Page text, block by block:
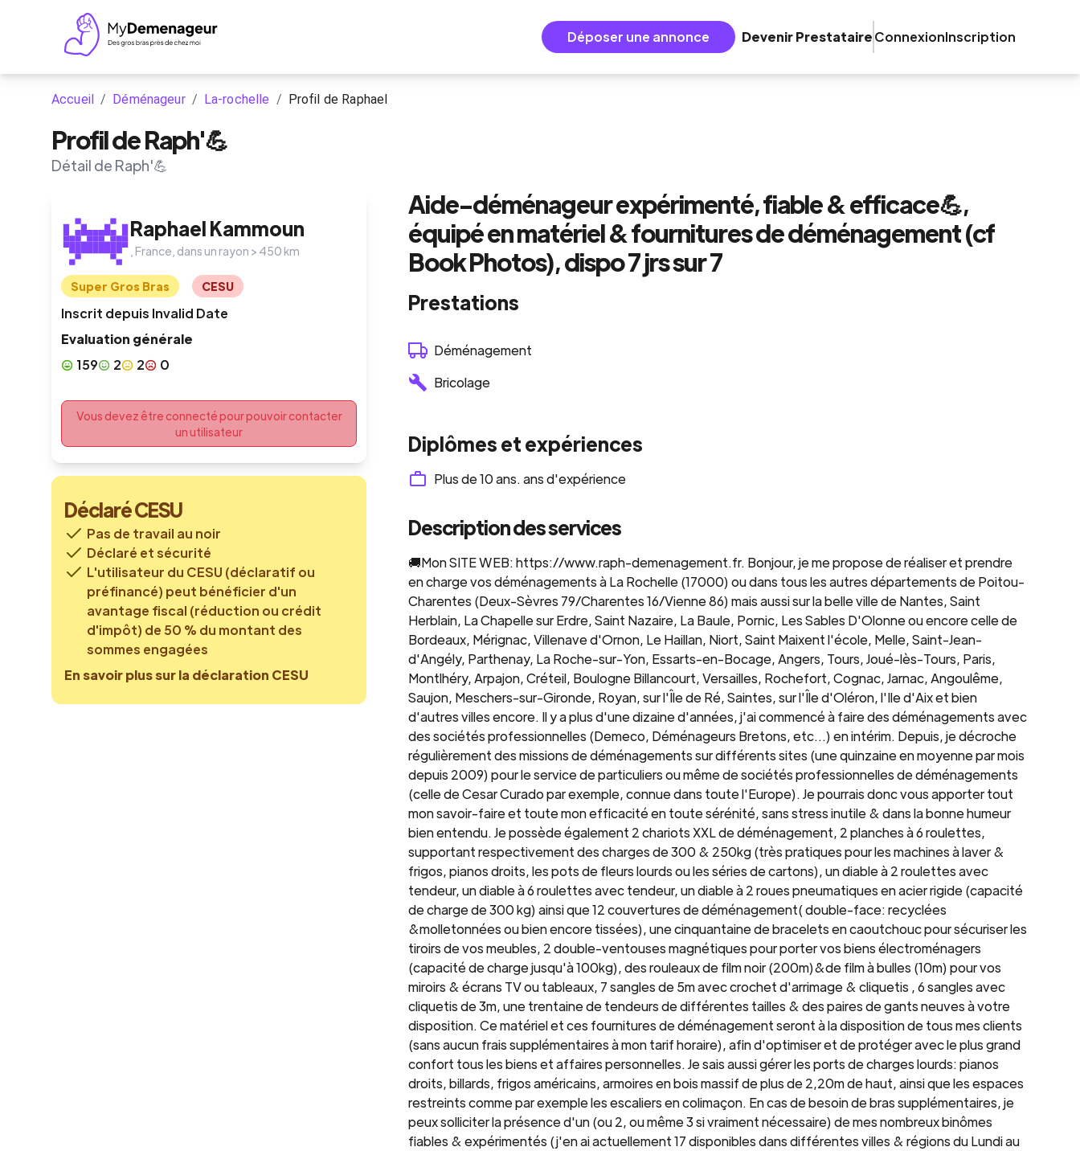
Déposer une annonce Devenir PrestataireConnexionInscription
Accueil / Déménageur / La-rochelle / Profil de Raphael
Profil de Raph'💪
Détail de Raph'💪
RaphaelKammoun
France , dans un rayon > 450 km
Super Gros Bras CESU
Inscrit depuis Invalid Date
Evaluation générale
159
2 2 0
Vous devez être connecté pour pouvoir contacter
un utilisateur
Déclaré CESU
Pas de travail au noir
Déclaré et sécurité
L'utilisateur du CESU (déclaratif ou
préfinancé) peut bénéficier d'un
avantage fiscal (réduction ou crédit
d'impôt) de 50 % du montant des
sommes engagées
En savoir plus sur la déclaration CESU
Aide-déménageur expérimenté, fiable & efficace💪,
équipé en matériel & fournitures de déménagement (cf
Book Photos), dispo 7 jrs sur 7
Prestations
Déménagement
Bricolage
Diplômes et expériences
Plus de 10 ans. ans d'expérience
Description des services
🚚Mon SITE WEB: https://www.raph-demenagement.fr. Bonjour, je me propose de réaliser et prendre
en charge vos déménagements à La Rochelle (17000) ou dans tous les autres départements de Poitou-
Charentes (Deux-Sèvres 79/Charentes 16/Vienne 86) mais aussi sur la belle ville de Nantes, Saint
Herblain, La Chapelle sur Erdre, Saint Nazaire, La Baule, Pornic, Les Sables D'Olonne ou encore celle de
Bordeaux, Mérignac, Villenave d'Ornon, Le Haillan, Niort, Saint Maixent l'école, Melle, Saint-Jean-
d'Angély, Parthenay, La Roche-sur-Yon, Essarts-en-Bocage, Angers, Tours, Joué-lès-Tours, Paris,
Montlhéry, Arpajon, Créteil, Boulogne Billancourt, Versailles, Rochefort, Cognac, Jarnac, Angoulême,
Saujon, Meschers-sur-Gironde, Royan, sur l'Île de Ré, Saintes, sur l'Île d'Oléron, l'Ile d'Aix et bien
d'autres villes encore. Il y a plus d'une dizaine d'années, j'ai commencé à faire des déménagements avec
des sociétés professionnelles (Demeco, Déménageurs Bretons, etc...) en intérim. Depuis, je décroche
régulièrement des missions de déménagements sur différents sites (une quinzaine en moyenne par mois
depuis 2009) pour le service de particuliers ou même de sociétés professionnelles de déménagements
(celle de Cesar Curado par exemple, connue dans toute l'Europe). Je pourrais donc vous apporter tout
mon savoir-faire et toute mon efficacité en toute sérénité, sans stress inutile & dans la bonne humeur
bien entendu. Je possède également 2 chariots XXL de déménagement, 2 planches à 6 roulettes,
supportant respectivement des charges de 300 & 250kg (très pratiques pour les machines à laver &
frigos, pianos droits, les pots de fleurs lourds ou les séries de cartons), un diable à 2 roulettes avec
tendeur, un diable à 6 roulettes avec tendeur, un diable à 2 roues pneumatiques en acier rigide (capacité
de charge de 300 kg) ainsi que 12 couvertures de déménagement( double-face: recyclées
&molletonnées ou bien encore tissées), une cinquantaine de bracelets en caoutchouc pour sécuriser les
tiroirs de vos meubles, 2 double-ventouses magnétiques pour porter vos biens électroménagers
(capacité de charge jusqu'à 100kg), des rouleaux de film noir (200m)&de film à bulles (10m) pour vos
miroirs & écrans TV ou tableaux, 7 sangles de 5m avec crochet d'arrimage & cliquetis , 6 sangles avec
cliquetis de 3m, une trentaine de tendeurs de différentes tailles & des paires de gants neuves à votre
disposition. Ce matériel et ces fournitures de déménagement seront à la disposition de tous mes clients
(sans aucun frais supplémentaires à mon tarif horaire), afin d'optimiser et de protéger avec le plus grand
confort tous les biens et affaires personnelles. Je sais aussi gérer les ports de charges lourds: pianos
droits, billards, frigos américains, armoires en bois massif de plus de 2,20m de haut, ainsi que les espaces
restreints comme par exemple les escaliers en colimaçon. En cas de besoin de bras supplémentaires, je
peux solliciter la présence d'un (ou 2, ou même 3 si vraiment nécessaire) de mes nombreux binômes
fiables & expérimentés (j'en ai actuellement 17 disponibles dans différentes villes & régions du Lundi au